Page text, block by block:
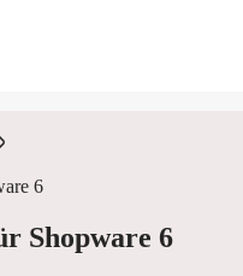
6
Shopware 6